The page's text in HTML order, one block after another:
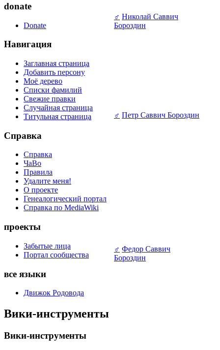
♂ Николай Саввич
Бороздин
♂ Петр Саввич Бороздин
♂ Федор Саввич
Бороздин
donate
Donate
Навигация
Заглавная страница
Добавить персону
Моё дерево
Списки фамилий
Свежие правки
Случайная страница
Титульная страница
Справка
Справка
ЧаВо
Правила
Удалите меня!
О проекте
Генеалогический портал
Справка по MediaWiki
проекты
Забытые лица
Портал сообщества
все языки
Движок Родовода
Вики-инструменты
Вики-инструменты